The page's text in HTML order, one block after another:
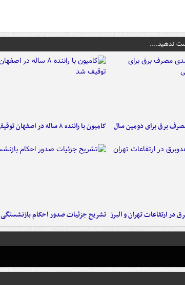
ندهید....
مصرف برق برای دومین سال
کامیون با راننده ۸ ساله در اصفهان توقیف شد
در ارتفاعات تهران و البرز تشریح جزئیات صدور احکام بازنشستگی